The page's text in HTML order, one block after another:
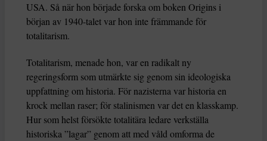
USA. Så när hon började forska om boken Origins i
början av 1940-talet var hon inte främmande för
totalitarism.
Totalitarism, menade hon, var en radikalt ny
regeringsform som utmärkte sig genom sin ideologiska
uppfattning om historia. För nazisterna var historia en
krock mellan raser; för stalinismen var det en klasskamp.
Hur som helst försökte totalitära ledare verkställa
historiska ”lagar” genom att med våld omforma de